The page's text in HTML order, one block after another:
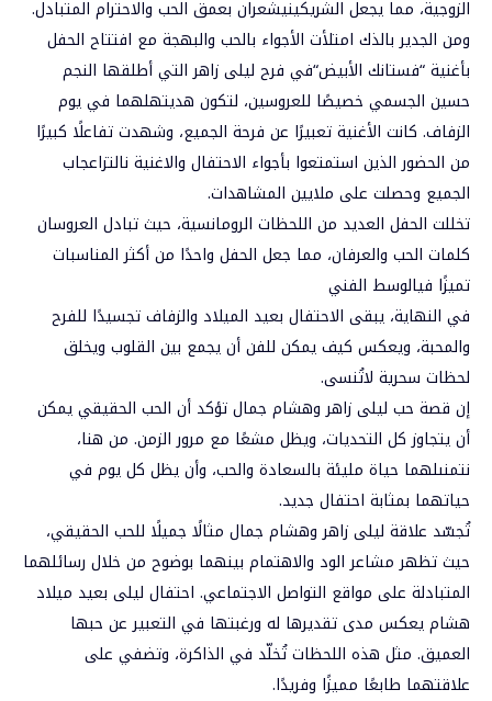
الزوجية، مما يجعل الشريكينيشعران بعمق الحب والاحترام المتبادل.
ومن الجدير بالذك امتلأت الأجواء بالحب والبهجة مع افتتاح الحفل
بأغنية“فستانك الأبيض“في فرح ليلى زاهرالتيأطلقها النجم
حسين الجسمي خصيصًا للعروسين، لتكون هديتهلهما فييوم
الزفاف. كانت الأغنيةتعبيرًا عن فرحة الجميع، وشهدتتفاعلًا كبيرًا
من الحضور الذين استمتعوا بأجواء الاحتفال والاغنية نالتزاعجاب
الجميع وحصلت على ملايين المشاهدات.
تخللت الحفل العديد من اللحظات الرومانسية، حيثتبادل العروسان
كلمات الحب والعرفان، مما جعل الحفل واحدًا منأكثر المناسبات
تميزًا فيالوسط الفني
في النهاية، يبقى الاحتفال بعيد الميلاد والزفافتجسيدًا للفرح
والمحبة، ويعكس كيفيمكن للفنأنيجمع بين القلوب ويخلق
لحظات سحرية لاتُنسى.
إن قصة حب ليلىزاهر وهشام جمالتؤكد أن الحب الحقيقييمكن
أنيتجاوز كل التحديات، ويظل مشعًا مع مرور الزمن. من هنا،
نتمنىلهما حياة مليئة بالسعادة والحب، وأنيظل كليوم في
حياتهما بمثابة احتفال جديد.
تُجسّد علاقة ليلى زاهر وهشام جمال مثالًا جميلًا للحب الحقيقي،
حيث تظهر مشاعر الود والاهتمام بينهما بوضوح من خلال رسائلهما
المتبادلة على مواقع التواصل الاجتماعي. احتفال ليلى بعيد ميلاد
هشام يعكس مدى تقديرها له ورغبتها في التعبير عن حبها
العميق. مثل هذه اللحظات تُخلّد في الذاكرة، وتضفي على
علاقتهما طابعًا مميزًا وفريدًا.